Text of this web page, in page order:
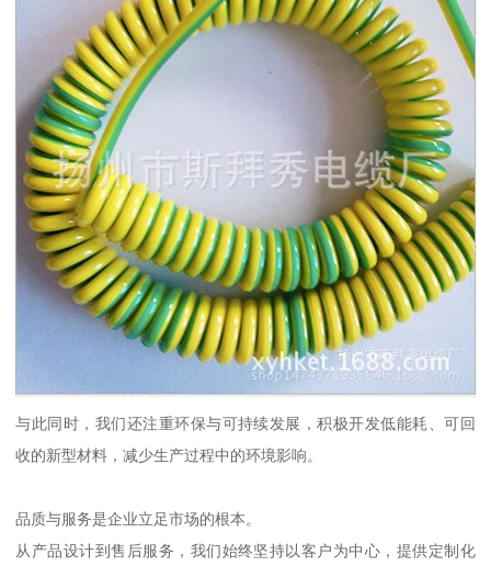
与此同时，我们还注重环保与可持续发展，积极开发低能耗、可回
收的新型材料，减少生产过程中的环境影响。
品质与服务是企业立足市场的根本。
从产品设计到售后服务，我们始终坚持以客户为中心，提供定制化